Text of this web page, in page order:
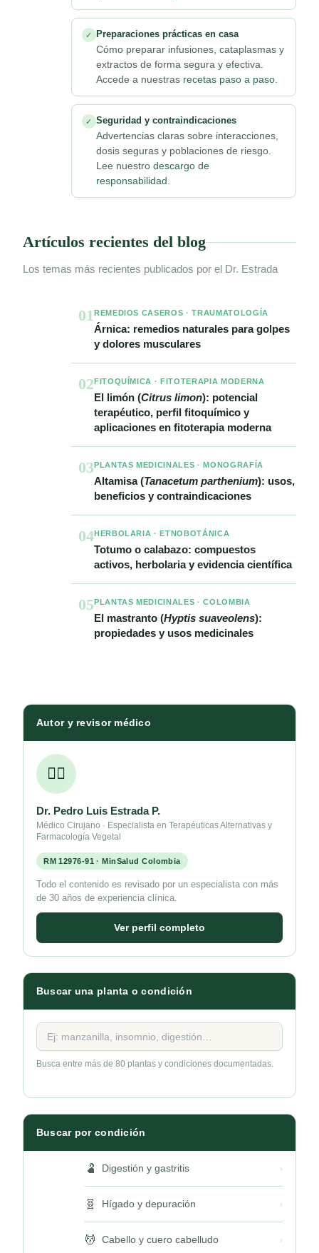
✓ Preparaciones prácticas en casa
Cómo preparar infusiones, cataplasmas y
extractos de forma segura y efectiva.
Accede a nuestras recetas paso a paso.
✓ Seguridad y contraindicaciones
Advertencias claras sobre interacciones,
dosis seguras y poblaciones de riesgo.
Lee nuestro descargo de
responsabilidad
Artículos recientes del blog
Los temas más recientes publicados por el Dr. Estrada
01 REMEDIOS CASEROS · TRAUMATOLOGÍA
Árnica: remedios naturales para golpes
y dolores musculares
02FITOQUÍMICA · FITOTERAPIA MODERNA
El limón (Citrus limon): potencial
terapéutico, perfil fitoquímico y
aplicaciones en fitoterapia moderna
03PLANTAS MEDICINALES · MONOGRAFÍA
Altamisa (Tanacetum parthenium): usos,
beneficios y contraindicaciones
04HERBOLARIA · ETNOBOTÁNICA
Totumo o calabazo: compuestos
activos, herbolaria y evidencia científica
05PLANTAS MEDICINALES · COLOMBIA
El mastranto (Hyptis suaveolens):
propiedades y usos medicinales
Autor y revisor médico
👨‍⚕️
Dr. Pedro Luis Estrada P.
Médico Cirujano · Especialista en Terapéuticas Alternativas y
Farmacología Vegetal
RM 12976-91 · MinSalud Colombia
Todo el contenido es revisado por un especialista con más
de 30 años de experiencia clínica.
Ver perfil completo
Buscar una planta o condición
Buscar planta medicinal o condición
Busca entre más de 80 plantas y condiciones documentadas.
Buscar por condición
🫃 Digestión y gastritis ›
🧬 Hígado y depuración ›
💆 Cabello y cuero cabelludo ›